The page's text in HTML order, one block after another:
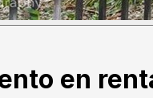
en